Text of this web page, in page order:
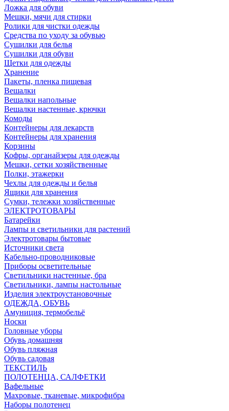
Ложка для обуви
Мешки, мячи для стирки
Ролики для чистки одежды
Средства по уходу за обувью
Сушилки для белья
Сушилки для обуви
Щетки для одежды
Хранение
Пакеты, пленка пищевая
Вешалки
Вешалки напольные
Вешалки настенные, крючки
Комоды
Контейнеры для лекарств
Контейнеры для хранения
Корзины
Кофры, органайзеры для одежды
Мешки, сетки хозяйственные
Полки, этажерки
Чехлы для одежды и белья
Ящики для хранения
Сумки, тележки хозяйственные
ЭЛЕКТРОТОВАРЫ
Батарейки
Лампы и светильники для растений
Электротовары бытовые
Источники света
Кабельно-проводниковые
Приборы осветительные
Светильники настенные, бра
Светильники, лампы настольные
Изделия электроустановочные
ОДЕЖДА, ОБУВЬ
Амуниция, термобельё
Носки
Головные уборы
Обувь домашняя
Обувь пляжная
Обувь садовая
ТЕКСТИЛЬ
ПОЛОТЕНЦА, САЛФЕТКИ
Вафельные
Махровые, тканевые, микрофибра
Наборы полотенец